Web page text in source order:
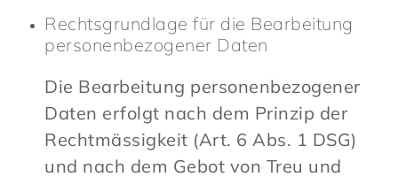
Rechtsgrundlage für die Bearbeitung
personenbezogener Daten
Die Bearbeitung personenbezogener
Daten erfolgt nach dem Prinzip der
Rechtmässigkeit (Art. 6 Abs. 1 DSG)
und nach dem Gebot von Treu und